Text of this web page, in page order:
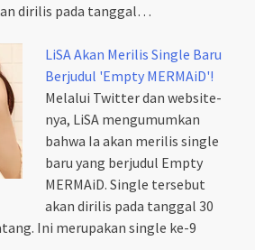
dirilis pada tanggal…
LiSA Akan Merilis Single Baru
Berjudul 'Empty MERMAiD'!
Melalui Twitter dan website-
nya, LiSA mengumumkan
bahwa Ia akan merilis single
baru yang berjudul Empty
MERMAiD. Single tersebut
akan dirilis pada tanggal 30
Ini merupakan single ke-9